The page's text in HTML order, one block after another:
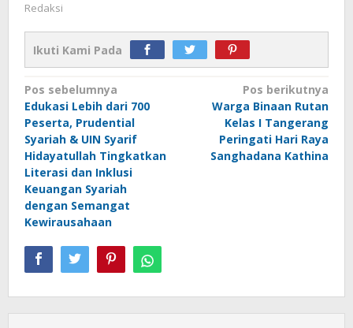
Redaksi
Ikuti Kami Pada
Navigasi
pos
Pos sebelumnya
Edukasi Lebih dari 700
Peserta, Prudential
Syariah & UIN Syarif
Hidayatullah Tingkatkan
Literasi dan Inklusi
Keuangan Syariah
dengan Semangat
Kewirausahaan
Pos berikutnya
Warga Binaan Rutan
Kelas I Tangerang
Peringati Hari Raya
Sanghadana Kathina